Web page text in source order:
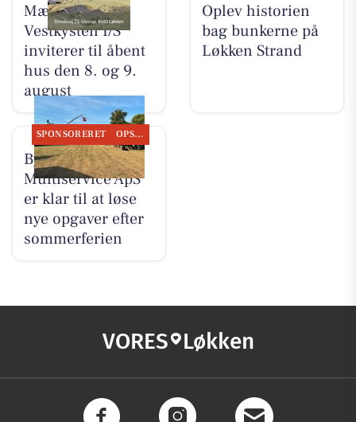
Mæglerhuset
Vestkysten I/S
inviterer til åbent
hus den 8. og 9.
august
Oplev historien
bag bunkerne på
Løkken Strand
SPONSORERET OPSLAGSTAVLEN
Byrdal
Multiservice ApS
er klar til at løse
nye opgaver efter
sommerferien
VORES Løkken